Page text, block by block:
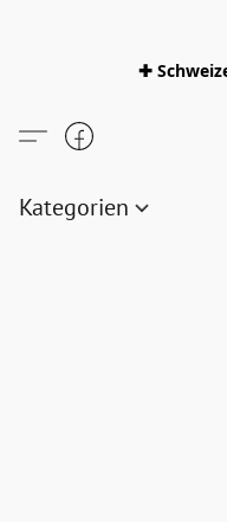
✚
Kategorien